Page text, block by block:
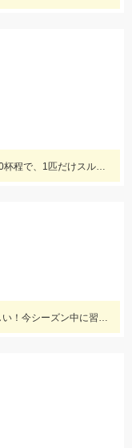
渋い感じでしたが、連鎖ありました。 20杯程で、1匹だけスルメで、他はアカイカでした♪
トゥィッチ出来るかな〜！ なかなか難しい！今シーズン中に習得する予定！